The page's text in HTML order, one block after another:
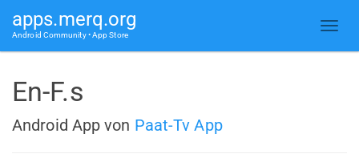
apps.merq.org
Android Community • App Store
En-F.s
Android App von Paat-Tv App